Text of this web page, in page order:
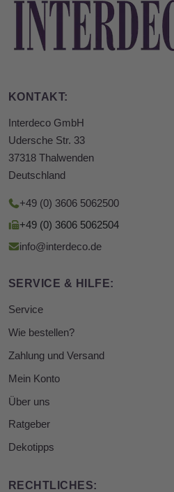
KONTAKT:
Interdeco GmbH
Udersche Str. 33
37318 Thalwenden
Deutschland
+49 (0) 3606 5062500
+49 (0) 3606 5062504
info@interdeco.de
SERVICE & HILFE:
Service
Wie bestellen?
Zahlung und Versand
Mein Konto
Über uns
Ratgeber
Dekotipps
RECHTLICHES: